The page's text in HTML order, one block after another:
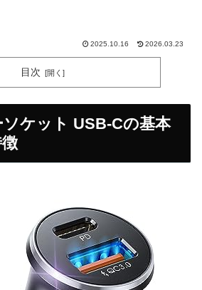
2025.10.16 2026.03.23
目次
ケット USB-Cの基本